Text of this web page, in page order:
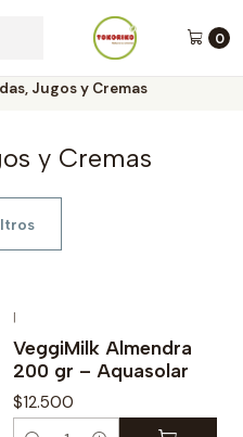
0
por Blue Express
Jugos y Cremas
y Cremas
|
VeggiMilk Almendra
200 gr – Aquasolar
$12.500